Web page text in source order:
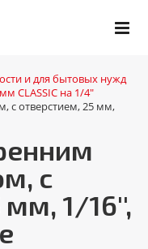
и для бытовых нужд
CLASSIC на 1/4"
с отверстием, 25 мм,
с
мм, 1/16'',